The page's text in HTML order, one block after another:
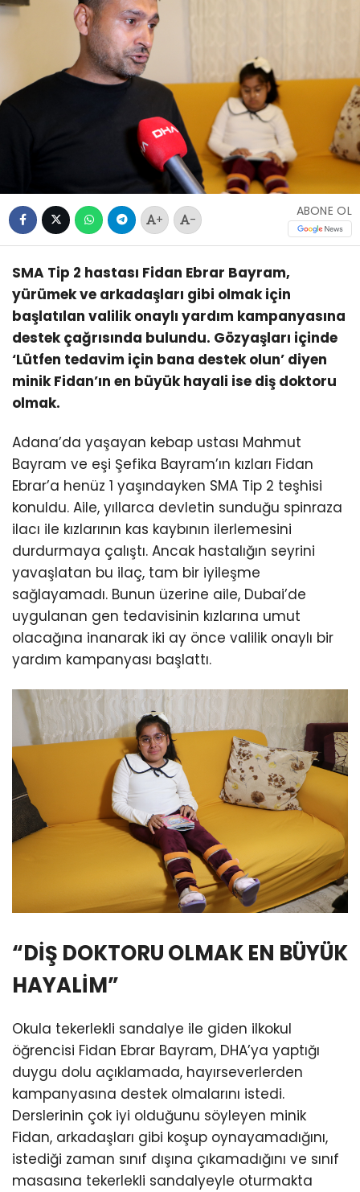
+ -
ABONE OL
SMA Tip 2 hastası Fidan Ebrar Bayram,
yürümek ve arkadaşları gibi olmak için
başlatılan valilik onaylı yardım kampanyasına
destek çağrısında bulundu. Gözyaşları içinde
‘Lütfen tedavim için bana destek olun’ diyen
minik Fidan’ın en büyük hayali ise diş doktoru
olmak.
Adana’da yaşayan kebap ustası Mahmut
Bayram ve eşi Şefika Bayram’ın kızları Fidan
Ebrar’a henüz 1 yaşındayken SMA Tip 2 teşhisi
konuldu. Aile, yıllarca devletin sunduğu spinraza
ilacı ile kızlarının kas kaybının ilerlemesini
durdurmaya çalıştı. Ancak hastalığın seyrini
yavaşlatan bu ilaç, tam bir iyileşme
sağlayamadı. Bunun üzerine aile, Dubai’de
uygulanan gen tedavisinin kızlarına umut
olacağına inanarak iki ay önce valilik onaylı bir
yardım kampanyası başlattı.
“DİŞ DOKTORU OLMAK EN BÜYÜK
HAYALİM”
Okula tekerlekli sandalye ile giden ilkokul
öğrencisi Fidan Ebrar Bayram, DHA’ya yaptığı
duygu dolu açıklamada, hayırseverlerden
kampanyasına destek olmalarını istedi.
Derslerinin çok iyi olduğunu söyleyen minik
Fidan, arkadaşları gibi koşup oynayamadığını,
istediği zaman sınıf dışına çıkamadığını ve sınıf
masasına tekerlekli sandalyeyle oturmakta